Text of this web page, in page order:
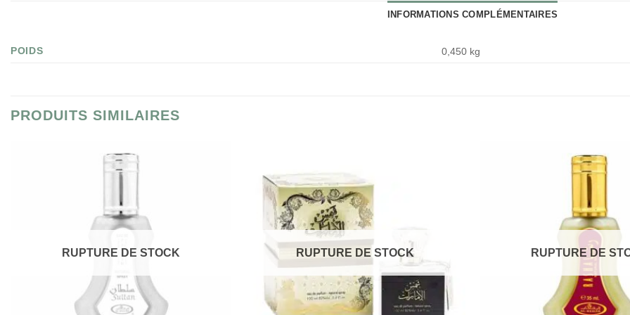
INFORMATIONS COMPLÉMENTAIRES
POIDS 0,450 kg
PRODUITS SIMILAIRES
RUPTURE DE STOCK RUPTURE DE STOCK RUPTURE DE